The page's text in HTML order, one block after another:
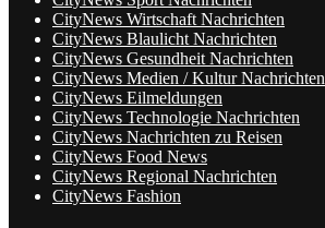
CityNews Wirtschaft Nachrichten
CityNews Blaulicht Nachrichten
CityNews Gesundheit Nachrichten
CityNews Medien / Kultur Nachrichten
CityNews Eilmeldungen
CityNews Technologie Nachrichten
CityNews Nachrichten zu Reisen
CityNews Food News
CityNews Regional Nachrichten
CityNews Fashion